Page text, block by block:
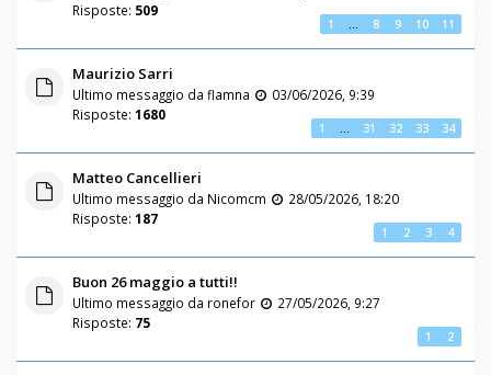
Risposte: 509
1 … 8 9 10 11
Maurizio Sarri
Ultimo messaggio da flamna
03/06/2026, 9:39
Risposte: 1680
1 … 31 32 33 34
Matteo Cancellieri
Ultimo messaggio da Nicomcm
28/05/2026, 18:20
Risposte: 187
1 2 3 4
Buon 26 maggio a tutti!!
Ultimo messaggio da ronefor
27/05/2026, 9:27
Risposte: 75
1 2